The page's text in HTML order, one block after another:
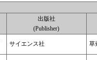
出版社
(Publisher)
サイエンス社